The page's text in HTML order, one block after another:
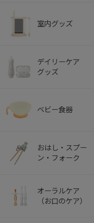
室内グッズ
デイリーケア
グッズ
ベビー食器
おはし・スプー
ン・フォーク
オーラルケア
（お口のケア）